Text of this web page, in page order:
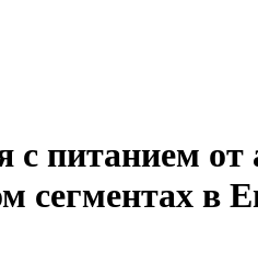
питанием от
сегментах в